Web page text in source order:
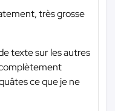
très grosse
texte sur les autres
ce que je ne